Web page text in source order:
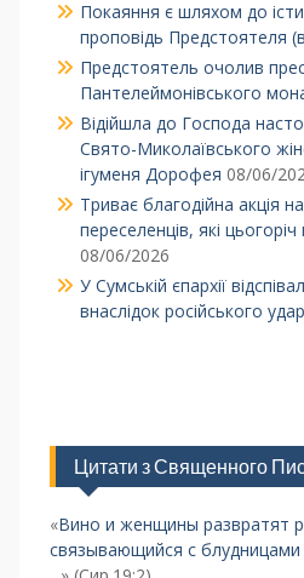
Покаяння є шляхом до
проповідь Предстоятеля
Предстоятель очолив
Пантелеймонівського
Відійшла до Господа
Свято-Миколаївського
ігуменя Дорофея 08/06/
Триває благодійна акція
переселенців, які
08/06/2026
У Сумській єпархії
внаслідок російського
Цитати з Священного
«Вино и женщины развратят
связывающийся с блудницами